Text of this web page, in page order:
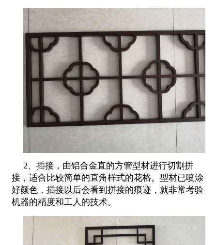
2、插接，由铝合金直的方管型材进行切割拼
接，适合比较简单的直角样式的花格。型材已喷涂
好颜色，插接以后会看到拼接的痕迹，就非常考验
机器的精度和工人的技术。